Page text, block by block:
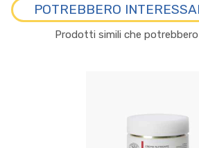
POTREBBERO
Prodotti simili che